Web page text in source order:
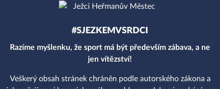
#SJEZKEMVSRDCI
Razíme myšlenku, že sport má být především zábava, a ne
jen vítězství!
Veškerý obsah stránek chráněn podle autorského zákona a